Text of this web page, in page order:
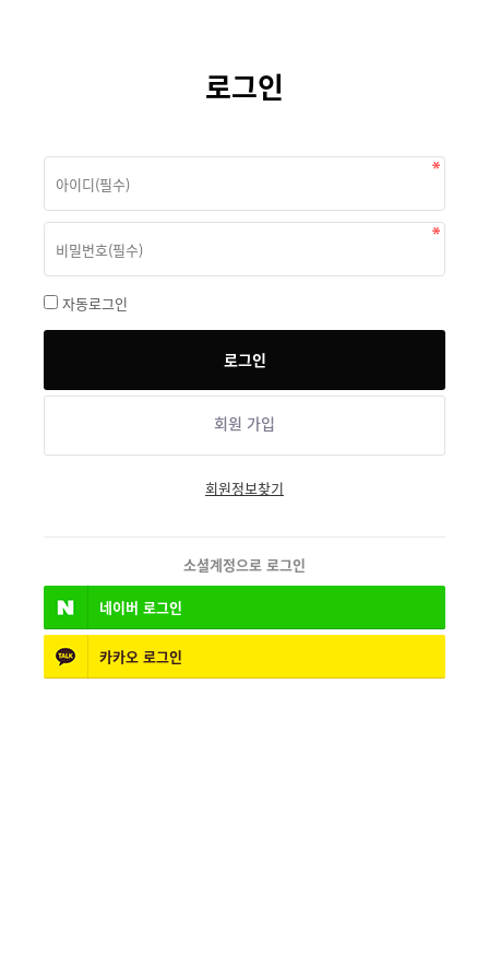
로그인
자동로그인
회원 가입
회원정보찾기
소셜계정으로 로그인
네이버 로그인
카카오 로그인